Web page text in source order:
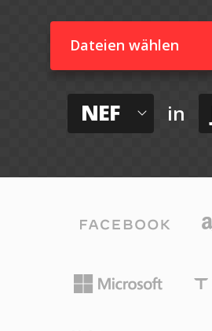
Dateien wählen
NEF in